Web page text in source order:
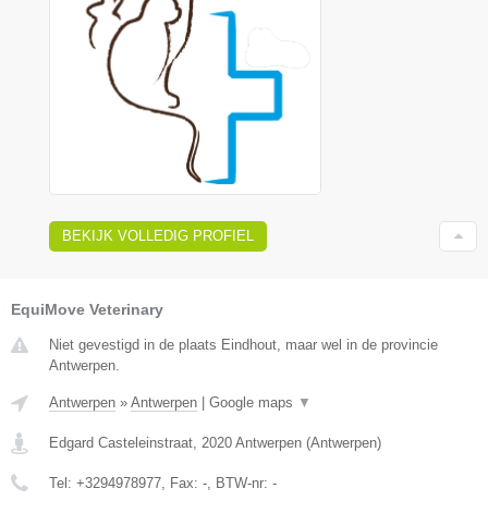
BEKIJK VOLLEDIG PROFIEL
EquiMove Veterinary
Niet gevestigd in de plaats Eindhout, maar wel in de provincie
Antwerpen.
Antwerpen » Antwerpen | Google maps ▼
Edgard Casteleinstraat 2020 Antwerpen (Antwerpen)
Tel: +3294978977 , Fax: - , BTW-nr: -